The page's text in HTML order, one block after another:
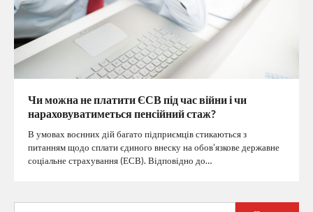
Чи можна не платити ЄСВ під час війни і чи
нараховуватиметься пенсійний стаж?
В умовах воєнних дій багато підприємців стикаються з
питанням щодо сплати єдиного внеску на обов’язкове державне
соціальне страхування (ЕСВ). Відповідно до…